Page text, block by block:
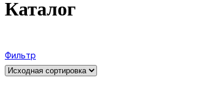
Каталог
Фильтр